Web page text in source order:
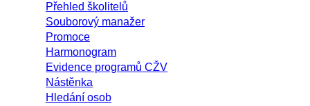
Přehled školitelů
Souborový manažer
Promoce
Harmonogram
Evidence programů CŽV
Nástěnka
Hledání osob